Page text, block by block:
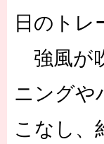
日のトレ
強風が
ニングや
こなし、